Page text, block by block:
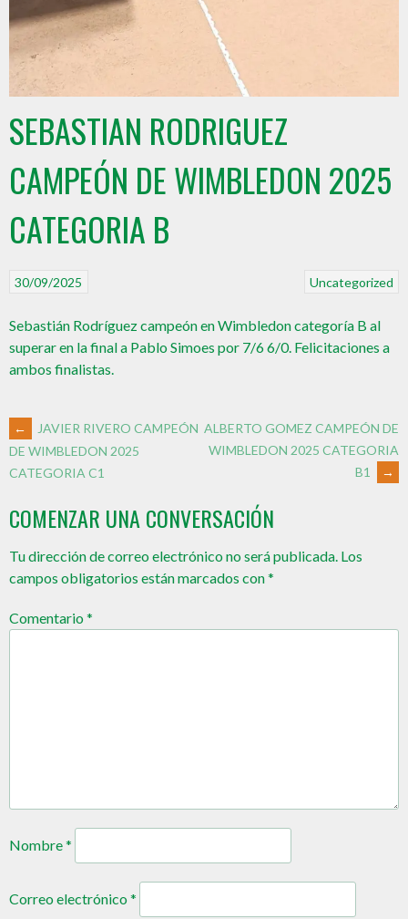
SEBASTIAN RODRIGUEZ
CAMPEÓN DE WIMBLEDON 2025
CATEGORIA B
Uncategorized
30/09/2025
Sebastián Rodríguez campeón en Wimbledon categoría B al
superar en la final a Pablo Simoes por 7/6 6/0. Felicitaciones a
ambos finalistas.
←
JAVIER RIVERO CAMPEÓN
DE WIMBLEDON 2025
CATEGORIA C1
ALBERTO GOMEZ CAMPEÓN DE
WIMBLEDON 2025 CATEGORIA
B1
→
COMENZAR UNA CONVERSACIÓN
Tu dirección de correo electrónico no será publicada. Los
campos obligatorios están marcados con*
Comentario*
Nombre*
Correo electrónico*